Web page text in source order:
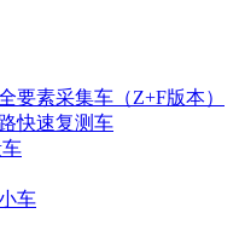
要素采集车（Z+F版本）
快速复测车
车